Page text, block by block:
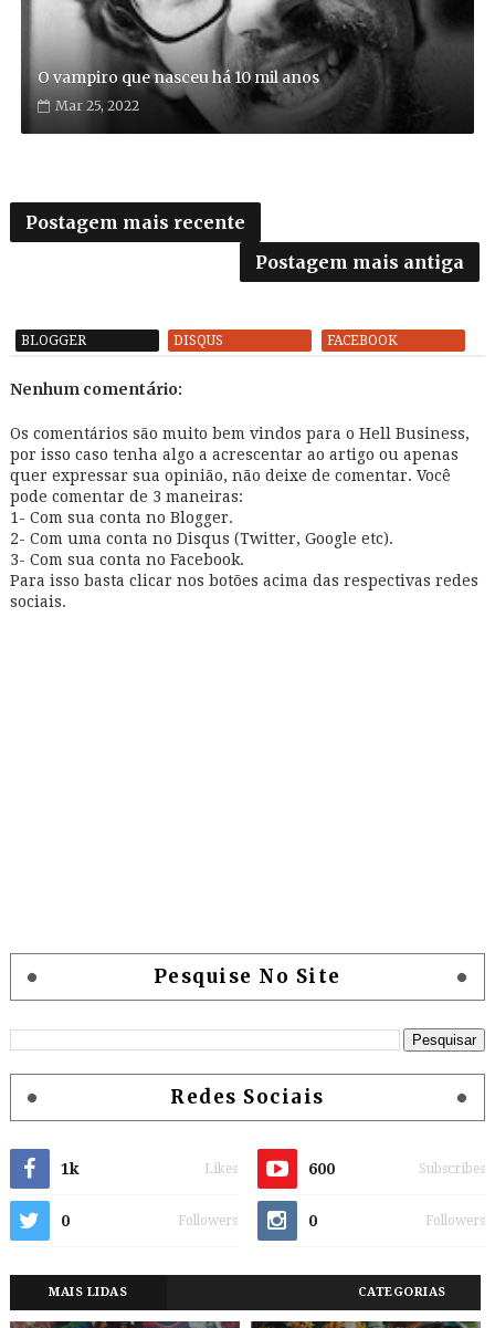
O vampiro que nasceu há 10 mil anos
Mar 25, 2022
Postagem mais recente
Postagem mais antiga
BLOGGER DISQUS FACEBOOK
Nenhum comentário:
Os comentários são muito bem vindos para o Hell Business,
por isso caso tenha algo a acrescentar ao artigo ou apenas
quer expressar sua opinião, não deixe de comentar. Você
pode comentar de 3 maneiras:
1- Com sua conta no Blogger.
2- Com uma conta no Disqus (Twitter, Google etc).
3- Com sua conta no Facebook.
Para isso basta clicar nos botões acima das respectivas redes
sociais.
Pesquise No Site
Redes Sociais
1k Likes 600 Subscribes
0 Followers 0 Followers
MAIS LIDAS CATEGORIAS